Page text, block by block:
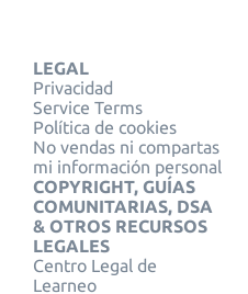
LEGAL
Privacidad
Service Terms
Política de cookies
No vendas ni compartas
mi información personal
COPYRIGHT, GUÍAS
COMUNITARIAS, DSA
& OTROS RECURSOS
LEGALES
Centro Legal de
Learneo